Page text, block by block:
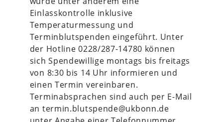
Einlasskontrolle inklusive
Temperaturmessung und
Terminblutspenden eingeführt. Unter
der Hotline 0228/287-14780 können
sich Spendewillige montags bis freitags
von 8:30 bis 14 Uhr informieren und
einen Termin vereinbaren.
Terminabsprachen sind auch per E-Mail
an termin.blutspende@ukbonn.de